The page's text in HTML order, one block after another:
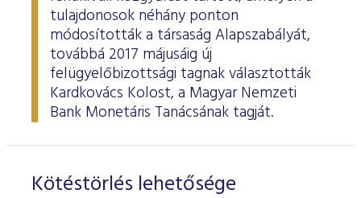
tulajdonosok néhány ponton
módosították a társaság Alapszabályát,
továbbá 2017 májusáig új
felügyelőbizottsági tagnak választották
Kardkovács Kolost, a Magyar Nemzeti
Bank Monetáris Tanácsának tagját.
Kötéstörlés lehetősége